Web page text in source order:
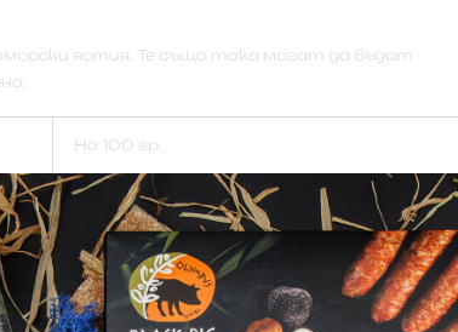
ястия. Те също така могат да бъдат
На 100 гр.
1103 кДж./264 кКал.
18,2 гр.
0,76 гр.